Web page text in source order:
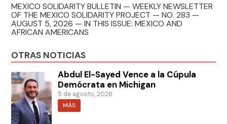
MEXICO SOLIDARITY BULLETIN — WEEKLY NEWSLETTER
OF THE MEXICO SOLIDARITY PROJECT — NO. 283 —
AUGUST 5, 2026 — IN THIS ISSUE: MEXICO AND
AFRICAN AMERICANS
OTRAS NOTICIAS
Abdul El-Sayed Vence a la Cúpula
Demócrata en Michigan
5 de agosto, 2026
MÁS